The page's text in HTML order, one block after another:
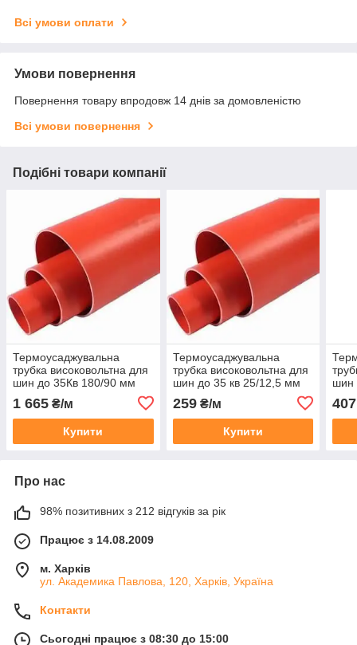
Всі умови оплати
Умови повернення
Повернення товару впродовж 14 днів за домовленістю
Всі умови повернення
Подібні товари компанії
Термоусаджувальна
трубка високовольтна для
шин до 35Кв 180/90 мм
1 665 ₴/м
Купити
Термоусаджувальна
трубка високовольтна для
шин до 35 кв 25/12,5 мм
259₴/м
Купити
шин
407
Про нас
98% позитивних з 212 відгуків за рік
Працює з 14.08.2009
м. Харків
ул. Академика Павлова, 120, Харків, Україна
Контакти
Сьогодні працює з 08:30 до 15:00